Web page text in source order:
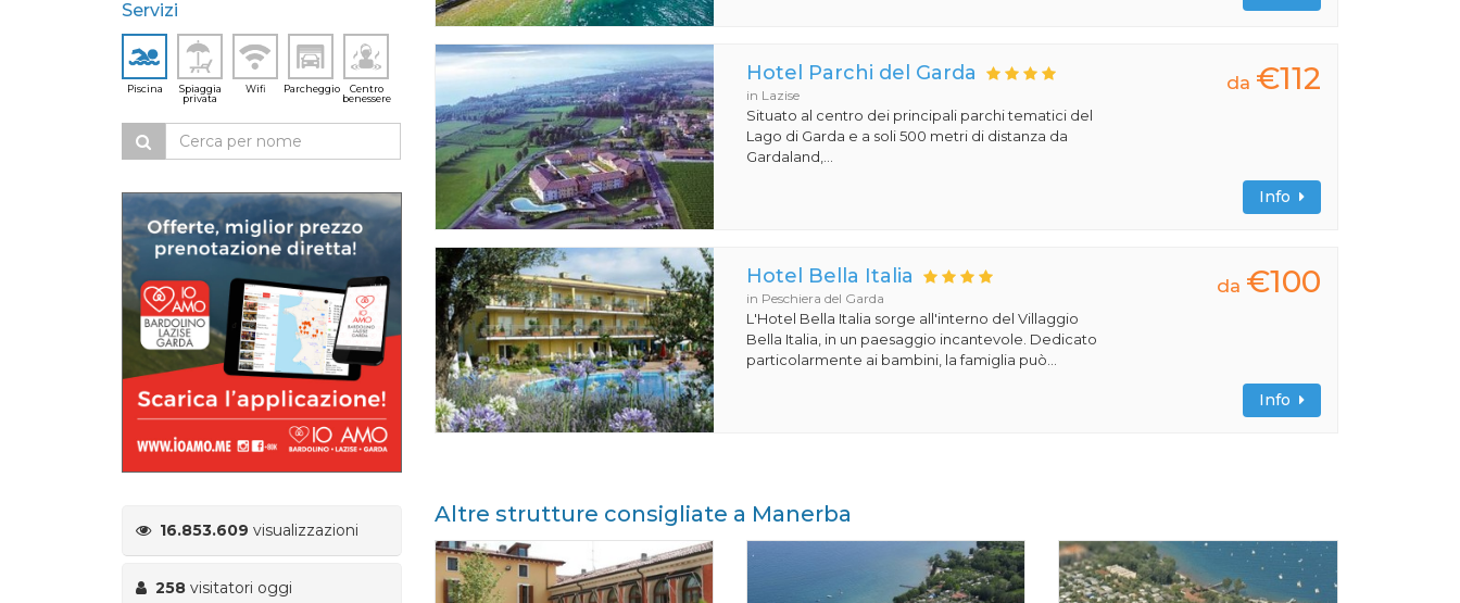
Servizi
Piscina
Spiaggia
privata
Wifi Parcheggio
Centro
benessere
16.853.609 visualizzazioni
258 visitatori oggi
Hotel Parchi del Garda
in Lazise
Situato al centro dei principali parchi tematici del
Lago di Garda e a soli 500 metri di distanza da
Gardaland,...
da €112
Info
Hotel Bella Italia
in Peschiera del Garda
L'Hotel Bella Italia sorge all'interno del Villaggio
Bella Italia, in un paesaggio incantevole. Dedicato
particolarmente ai bambini, la famiglia può...
da €100
Info
Altre strutture consigliate a Manerba